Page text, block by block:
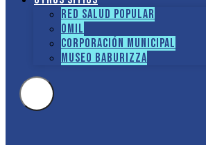
Red Salud Popular
OMIL
Corporación Municipal
Museo Baburizza